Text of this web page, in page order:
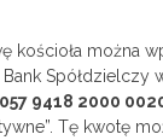
kościoła można
Spółdzielczy
9418 2000
Tę kwotę